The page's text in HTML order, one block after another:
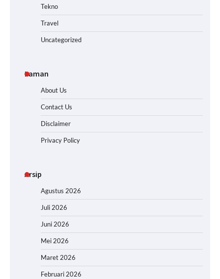
Tekno
Travel
Uncategorized
Laman
About Us
Contact Us
Disclaimer
Privacy Policy
Arsip
Agustus 2026
Juli 2026
Juni 2026
Mei 2026
Maret 2026
Februari 2026